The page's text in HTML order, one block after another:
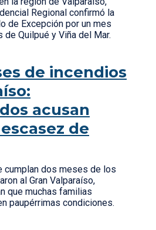
Regional confirmó la
de Excepción por un mes
de Quilpué y Viña del Mar.
de incendios
acusan
de
cumplan dos meses de los
al Gran Valparaíso,
que muchas familias
paupérrimas condiciones.